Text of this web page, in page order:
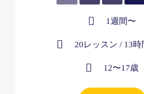
1週間〜​
20レッスン​ / 13時
12〜17歳